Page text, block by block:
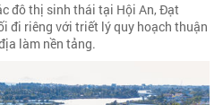
đô thị sinh thái tại Hội An, Đạt
đi riêng với triết lý quy hoạch thuận
làm nền tảng.